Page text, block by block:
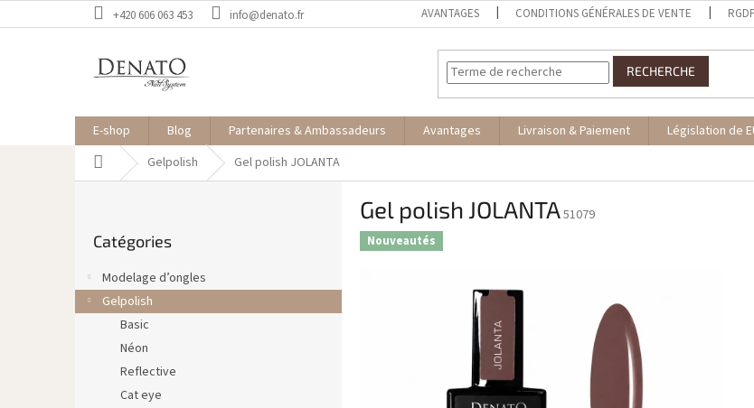
au
+420 606 063 453 info@denato.fr AVANTAGES CONDITIONS GÉNÉRALES DE VENTE
RECHERCHE
E-shop Blog Partenaires & Ambassadeurs Avantages Livraison & Paiement Législation de
AccueilGelpolish Gel polish JOLANTA
r
é
les
Catégories
Modelage d’ongles
Gelpolish
Basic
Néon
Reflective
Cat eye
Gel polish JOLANTA51079
Nouveautés